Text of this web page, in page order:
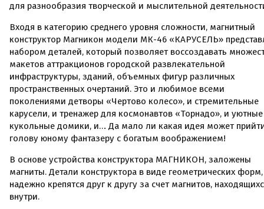
для разнообразия творческой и мыслительной
Входя в категорию среднего уровня сложности, магнитный
конструктор Магникон модели МК-46 «КАРУСЕЛЬ»
набором деталей, который позволяет воссоздавать
макетов аттракционов городской развлекательной
инфраструктуры, зданий, объемных фигур различных
пространственных очертаний. Это и любимое всеми
поколениями детворы «Чертово колесо», и стремительные
карусели, и тренажер для космонавтов «Торнадо», и уютные
кукольные домики, и… Да мало ли какая идея может
голову юному фантазеру с богатым воображением!
В основе устройства конструктора МАГНИКОН, заложены
магниты. Детали конструктора в виде геометрических форм,
надежно крепятся друг к другу за счет магнитов,
внутри.